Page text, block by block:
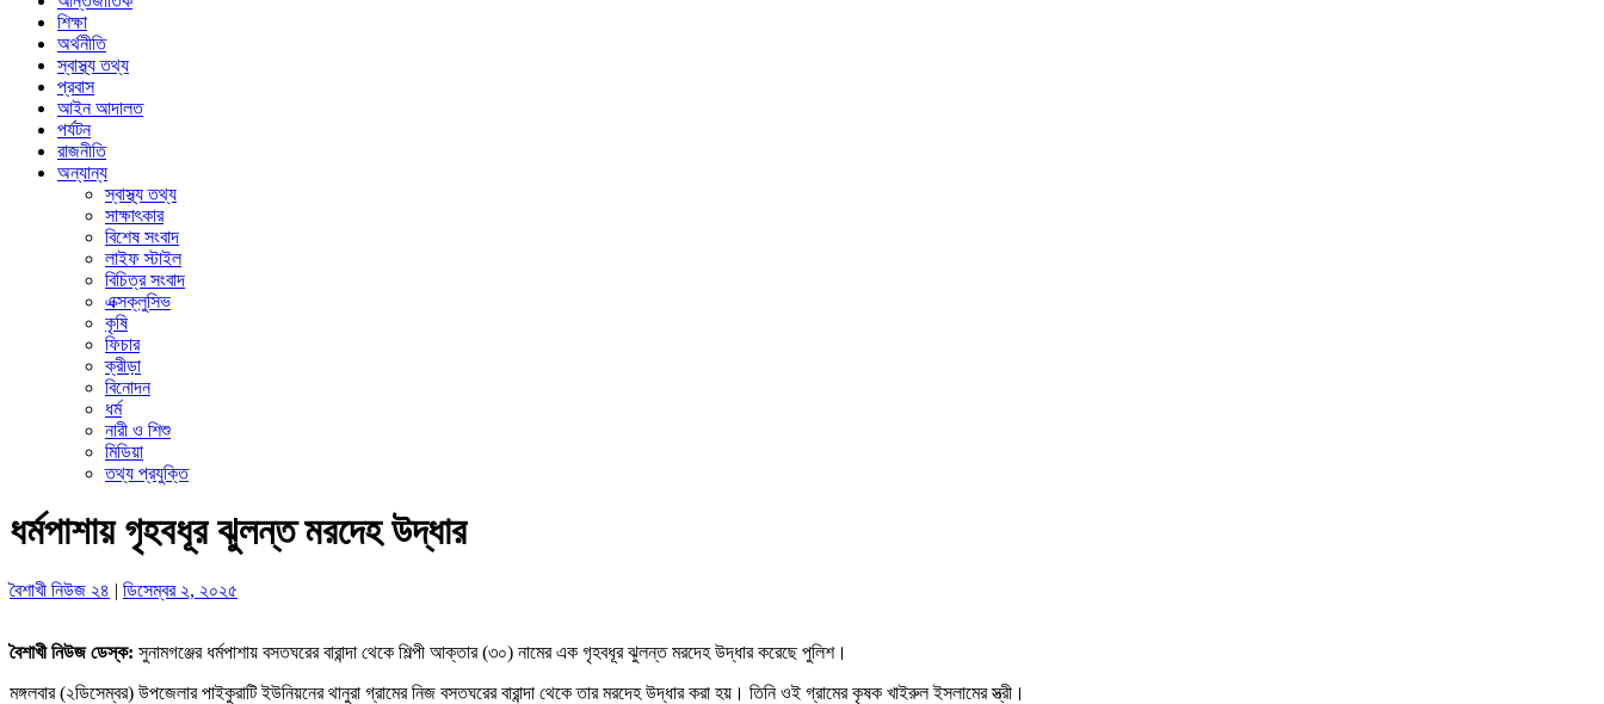
শিক্ষা
অর্থনীতি
স্বাস্থ্য তথ্য
প্রবাস
আইন আদালত
পর্যটন
রাজনীতি
অন্যান্য
স্বাস্থ্য তথ্য
সাক্ষাৎকার
বিশেষ সংবাদ
লাইফ স্টাইল
বিচিত্র সংবাদ
এক্সক্লুসিভ
কৃষি
ফিচার
ক্রীড়া
বিনোদন
ধর্ম
নারী ও শিশু
মিডিয়া
তথ্য প্রযুক্তি
ধর্মপাশায় গৃহবধূর ঝুলন্ত মরদেহ উদ্ধার
বৈশাখী নিউজ ২৪ | ডিসেম্বর ২, ২০২৫
বৈশাখী নিউজ ডেস্ক: সুনামগঞ্জের ধর্মপাশায় বসতঘরের বারান্দা থেকে শিল্পী আক্তার (৩০) নামের এক গৃহবধূর ঝুলন্ত মরদেহ উদ্ধার করেছে পুলিশ।
মঙ্গলবার (২ডিসেম্বর) উপজেলার পাইকুরাটি ইউনিয়নের থানুরা গ্রামের নিজ বসতঘরের বারান্দা থেকে তার মরদেহ উদ্ধার করা হয়। তিনি ওই গ্রামের কৃষক খাইরুল ইসলামের স্ত্রী।